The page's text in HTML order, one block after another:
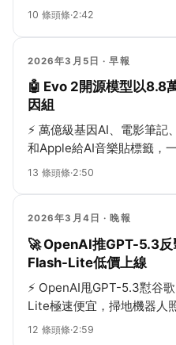
10 條頭條·2:42
2026年3月5日 · 早報
🤖 Evo 2開源模型以8.8
因組
⚡ 萬億級基因AI、電影筆記
和Apple給AI音樂貼標籤，
13 條頭條·2:50
2026年3月4日 · 晚報
🚀 OpenAI推GPT-5.3
Flash-Lite低價上線
⚡ OpenAI甩GPT-5.3懟谷
Lite極速便宜，掃地機器人
貴到Mac漲400，阿里通義
12 條頭條·2:59